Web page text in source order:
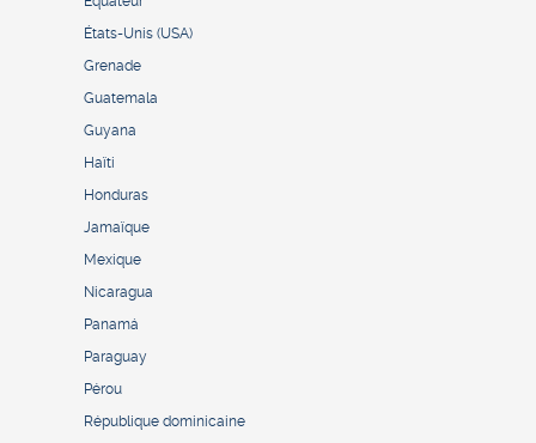
États-Unis (USA)
Grenade
Guatemala
Guyana
Haïti
Honduras
Jamaïque
Mexique
Nicaragua
Panamá
Paraguay
Pérou
République dominicaine